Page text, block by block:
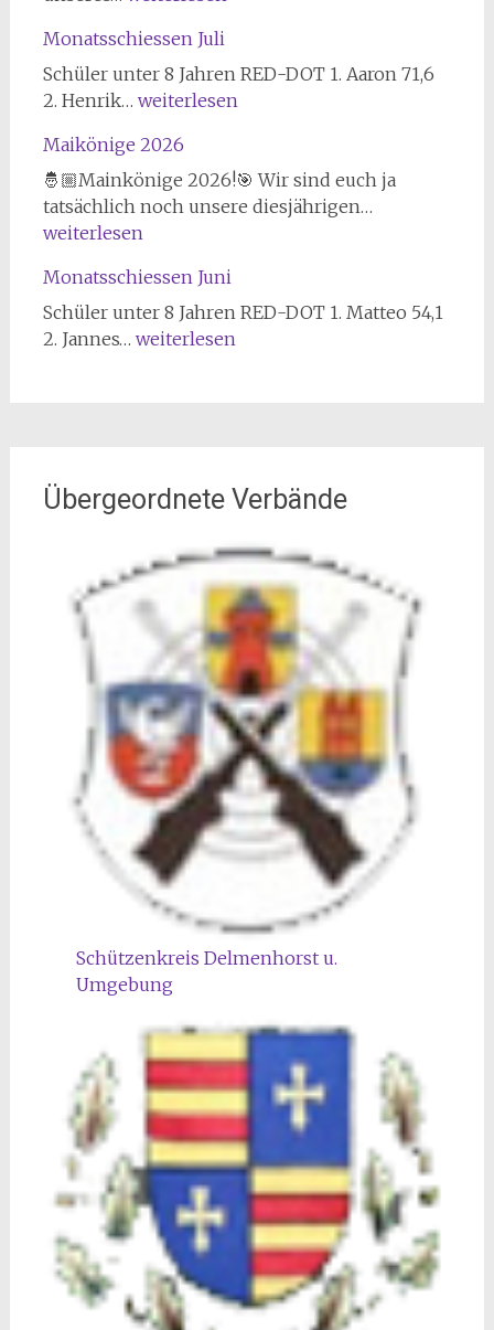
von
1847
erfolgreich
Landesmeisterschaft
im
Sportschießen
2026
Monatsschiessen Juli
Schüler unter 8 Jahren RED-DOT 1. Aaron 71,6
2. Henrik… Monatsschiessen
weiterlesen
Maikönige 2026
🤴🏼Mainkönige 2026!🎯 Wir sind euch ja
tatsächlich noch unsere diesjährigen…
weiterlesen
Monatsschiessen Juni
Schüler unter 8 Jahren RED-DOT 1. Matteo 54,1
2. Jannes… Monatsschiessen
weiterlesen
Übergeordnete Verbände
Schützenkreis Delmenhorst u.
Umgebung